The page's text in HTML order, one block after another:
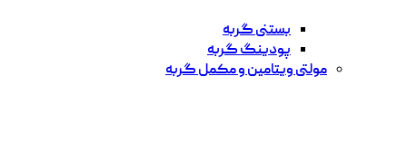
بستنی گربه
پودینگ گربه
مولتی ویتامین و مکمل گربه